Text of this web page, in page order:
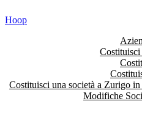
al
Hoop
Costituisci una società a Zurigo
Modifiche